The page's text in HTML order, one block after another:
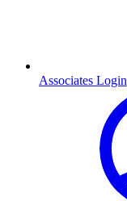
Associates Login